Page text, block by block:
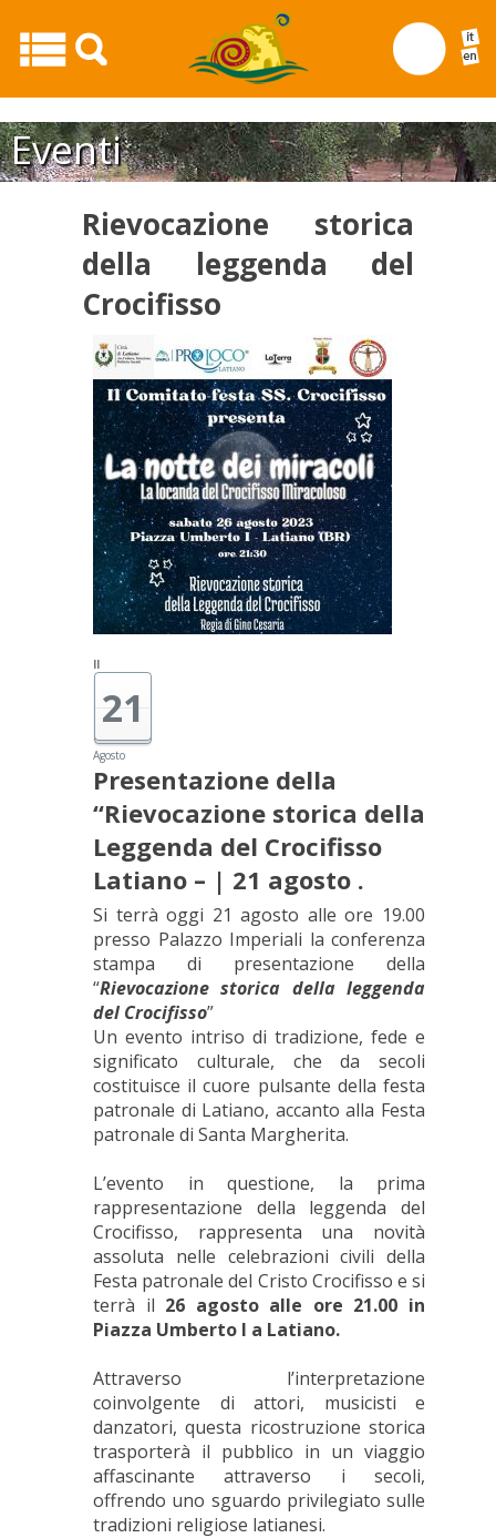
Rievocazione storica della leggenda del Crocifisso20
Eventi
Rievocazione storica
della leggenda del
Crocifisso
Il
21
Agosto
Presentazione della
“Rievocazione storica della
Leggenda del Crocifisso
Latiano – | 21 agosto .
Si terrà oggi 21 agosto alle ore 19.00
presso Palazzo Imperiali la conferenza
stampa di presentazione della
“Rievocazione storica della leggenda
del Crocifisso”
Un evento intriso di tradizione, fede e
significato culturale, che da secoli
costituisce il cuore pulsante della festa
patronale di Latiano, accanto alla Festa
patronale di Santa Margherita.
L’evento in questione, la prima
rappresentazione della leggenda del
Crocifisso, rappresenta una novità
assoluta nelle celebrazioni civili della
Festa patronale del Cristo Crocifisso e si
terrà il 26 agosto alle ore 21.00 in
Piazza Umberto I a Latiano.
Attraverso l’interpretazione
coinvolgente di attori, musicisti e
danzatori, questa ricostruzione storica
trasporterà il pubblico in un viaggio
affascinante attraverso i secoli,
offrendo uno sguardo privilegiato sulle
tradizioni religiose latianesi.